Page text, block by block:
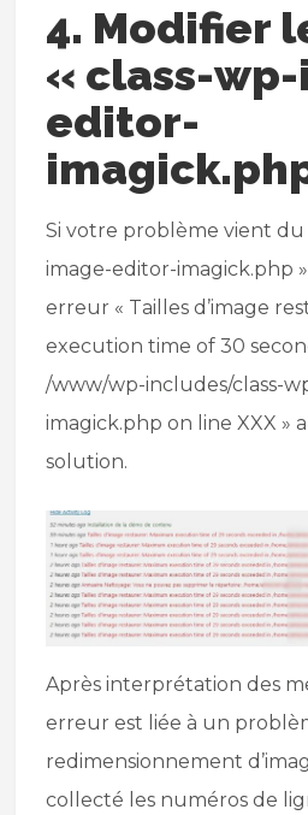
4. Modifier
« class-
editor-
Si votre problème vient du
image-editor-imagick.php
erreur « Tailles d’image
execution time of 30
/www/wp-includes/class-
imagick.php on line XXX »
solution.
Après interprétation des
erreur est liée à un
redimensionnement
collecté les numéros de